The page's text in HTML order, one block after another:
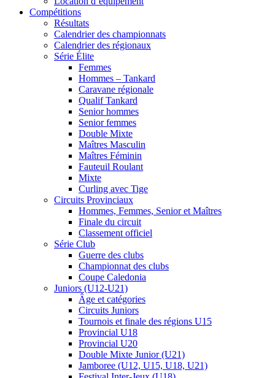
Compétitions
Résultats
Calendrier des championnats
Calendrier des régionaux
Série Élite
Femmes
Hommes – Tankard
Caravane régionale
Qualif Tankard
Senior hommes
Senior femmes
Double Mixte
Maîtres Masculin
Maîtres Féminin
Fauteuil Roulant
Mixte
Curling avec Tige
Circuits Provinciaux
Hommes, Femmes, Senior et Maîtres
Finale du circuit
Classement officiel
Série Club
Guerre des clubs
Championnat des clubs
Coupe Caledonia
Juniors (U12-U21)
Âge et catégories
Circuits Juniors
Tournois et finale des régions U15
Provincial U18
Provincial U20
Double Mixte Junior (U21)
Jamboree (U12, U15, U18, U21)